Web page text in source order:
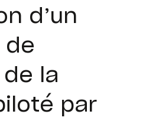
d’un
de
la
par